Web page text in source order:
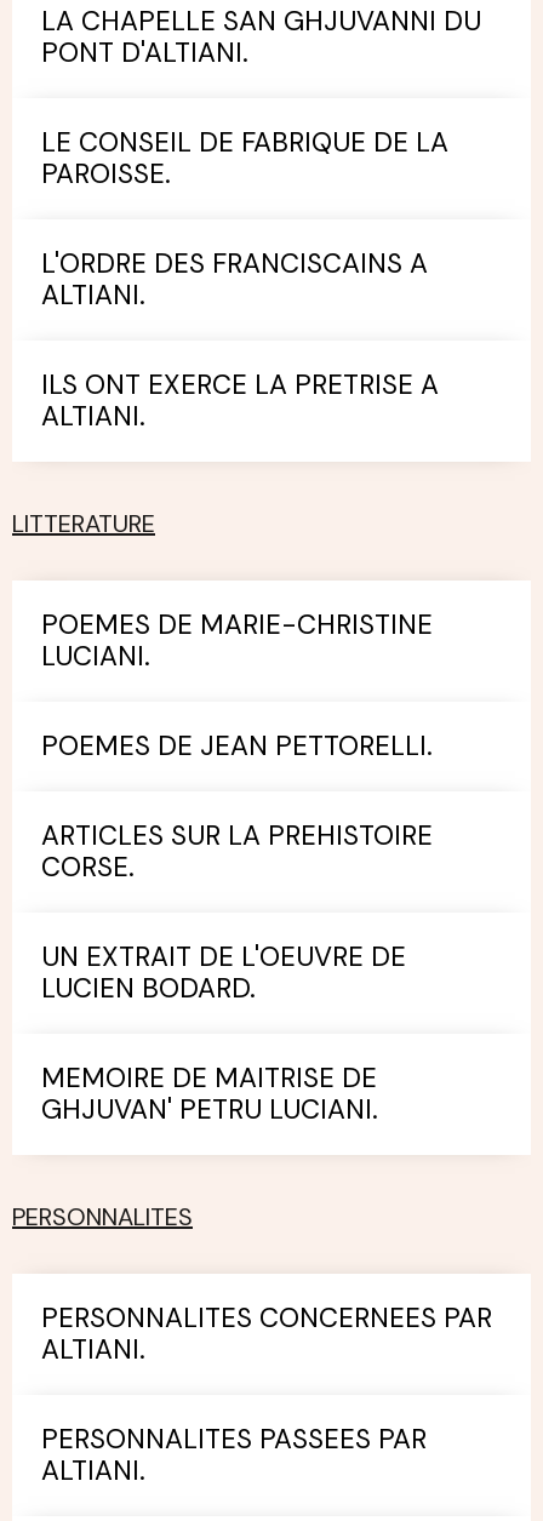
LA CHAPELLE SAN GHJUVANNI DU
PONT D'ALTIANI.
LE CONSEIL DE FABRIQUE DE LA
PAROISSE.
L'ORDRE DES FRANCISCAINS A
ALTIANI.
ILS ONT EXERCE LA PRETRISE A
ALTIANI.
LITTERATURE
POEMES DE MARIE-CHRISTINE
LUCIANI.
POEMES DE JEAN PETTORELLI.
ARTICLES SUR LA PREHISTOIRE
CORSE.
UN EXTRAIT DE L'OEUVRE DE
LUCIEN BODARD.
MEMOIRE DE MAITRISE DE
GHJUVAN' PETRU LUCIANI.
PERSONNALITES
PERSONNALITES CONCERNEES PAR
ALTIANI.
PERSONNALITES PASSEES PAR
ALTIANI.